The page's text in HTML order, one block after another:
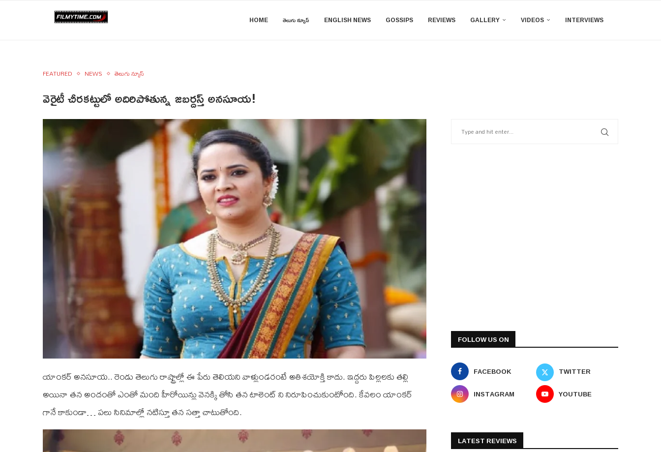
HOME తెలుగు న్యూస్ ENGLISH NEWS GOSSIPS REVIEWS GALLERY VIDEOS INTERVIEWS
FEATURED NEWS తెలుగు న్యూస్
వెరైటీ చీరకట్టులో అదిరిపోతున్న జబర్దస్త్ అనసూయ!
యాంకర్ అనసూయ.. రెండు తెలుగు రాష్ట్రాల్లో ఈ పేరు తెలియని వాళ్లుండరంటే అతిశయోక్తి కాదు. ఇద్దరు పిల్లలకు తల్లి
అయినా తన అందంతో ఎంతో మంది హీరోయిన్లు వెనక్కి తోసి తన టాలెంట్ ని నిరూపించుకుంటోంది. కేవలం యాంకర్
గానే కాకుండా… పలు సినిమాల్లో నటిస్తూ తన సత్తా చాటుతోంది.
FOLLOW US ON
FACEBOOK
TWITTER
INSTAGRAM
YOUTUBE
LATEST REVIEWS